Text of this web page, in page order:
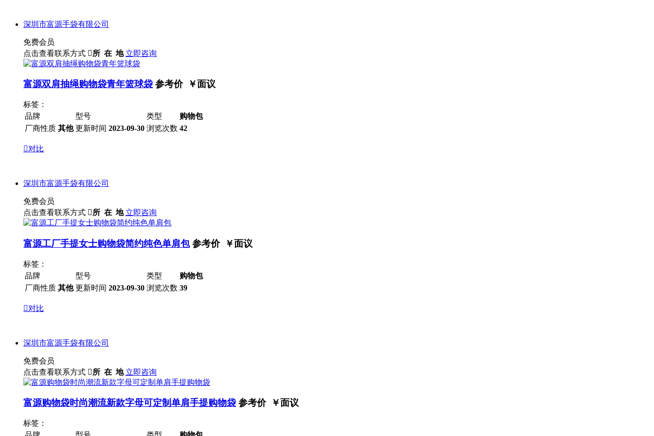
深圳市富源手袋有限公司
免费会员
点击查看联系方式 所 在 地 立即咨询
富源双肩抽绳购物袋青年篮球袋 参考价 ￥面议
标签：
品牌
型号 类型
购物包
厂商性质 其他 更新时间 2023-09-30 浏览次数 42
对比
深圳市富源手袋有限公司
免费会员
点击查看联系方式 所 在 地 立即咨询
富源工厂手提女士购物袋简约纯色单肩包 参考价 ￥面议
标签：
品牌
型号 类型
购物包
厂商性质 其他 更新时间 2023-09-30 浏览次数 39
对比
深圳市富源手袋有限公司
免费会员
点击查看联系方式 所 在 地 立即咨询
富源购物袋时尚潮流新款字母可定制单肩手提购物袋 参考价 ￥面议
标签：